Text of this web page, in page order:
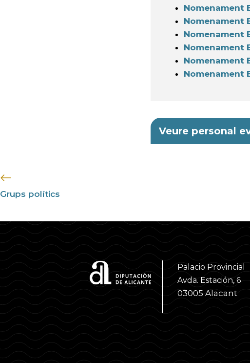
Nomenament
Nomenament
Nomenament
Nomenament
Nomenament
Nomenament
Veure personal
Grups polítics
Palacio Provincial
Avda. Estación, 6
03005 Alacant